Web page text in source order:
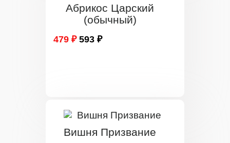
Абрикос Царский
(обычный)
479 ₽ 593 ₽
Вишня Призвание